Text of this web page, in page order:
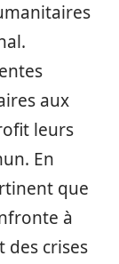
aux
leurs
En
que
à
des crises